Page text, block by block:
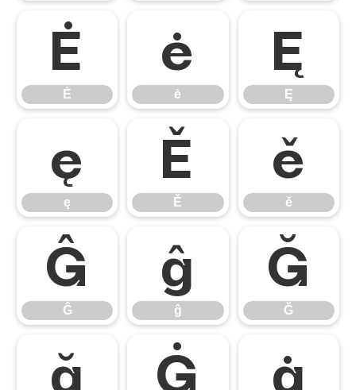
Ė
Ė
ė
ė
Ę
Ę
ę
ę
Ě
Ě
ě
ě
Ĝ
Ĝ
ĝ
ĝ
Ğ
Ğ
ğ Ġ ġ